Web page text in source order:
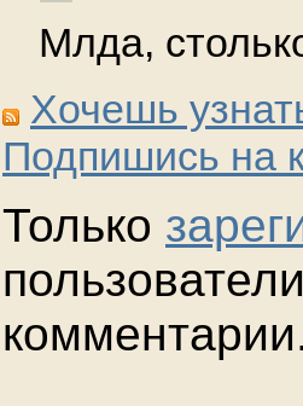
Млда,
Хочешь
Подпишись на
Только